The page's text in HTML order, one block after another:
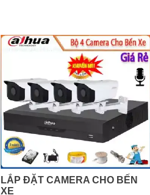
LẮP ĐẶT CAMERA CHO BẾN
XE